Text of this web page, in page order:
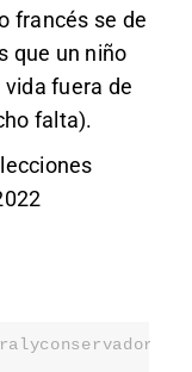
francés se de
que un niño
fuera de
falta).